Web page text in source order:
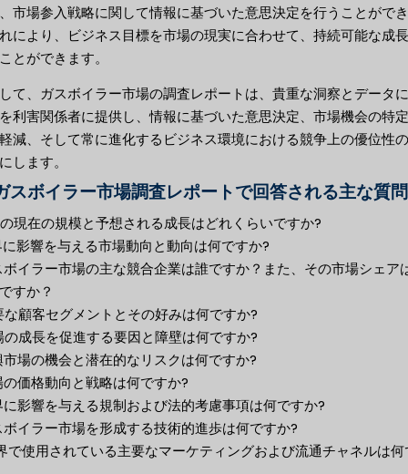
市場参入戦略に関して情報に基づいた意思決定を行うことがで
により、ビジネス目標を市場の現実に合わせて、持続可能な成
とができます。
て、ガスボイラー市場の調査レポートは、貴重な洞察とデータ
利害関係者に提供し、情報に基づいた意思決定、市場機会の特
減、そして常に進化するビジネス環境における競争上の優位性
します。
スボイラー市場調査レポートで回答される主な質
現在の規模と予想される成長はどれくらいですか?
影響を与える市場動向と動向は何ですか?
イラー市場の主な競合企業は誰ですか？また、その市場シェア
すか？
顧客セグメントとその好みは何ですか?
成長を促進する要因と障壁は何ですか?
場の機会と潜在的なリスクは何ですか?
価格動向と戦略は何ですか?
影響を与える規制および法的考慮事項は何ですか?
イラー市場を形成する技術的進歩は何ですか?
で使用されている主要なマーケティングおよび流通チャネルは何